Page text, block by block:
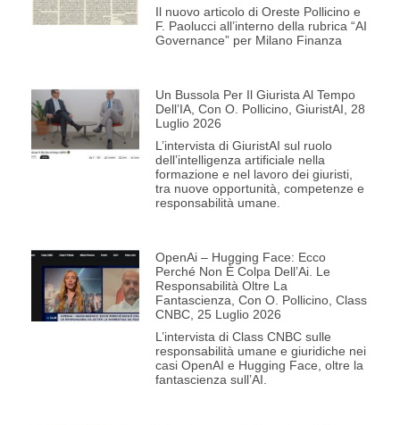
Il nuovo articolo di Oreste Pollicino e
F. Paolucci all’interno della rubrica “AI
Governance” per Milano Finanza
Un Bussola Per Il Giurista Al Tempo
Dell’IA, Con O. Pollicino, GiuristAI, 28
Luglio 2026
L’intervista di GiuristAI sul ruolo
dell’intelligenza artificiale nella
formazione e nel lavoro dei giuristi,
tra nuove opportunità, competenze e
responsabilità umane.
OpenAi – Hugging Face: Ecco
Perché Non È Colpa Dell’Ai. Le
Responsabilità Oltre La
Fantascienza, Con O. Pollicino, Class
CNBC, 25 Luglio 2026
L’intervista di Class CNBC sulle
responsabilità umane e giuridiche nei
casi OpenAI e Hugging Face, oltre la
fantascienza sull’AI.